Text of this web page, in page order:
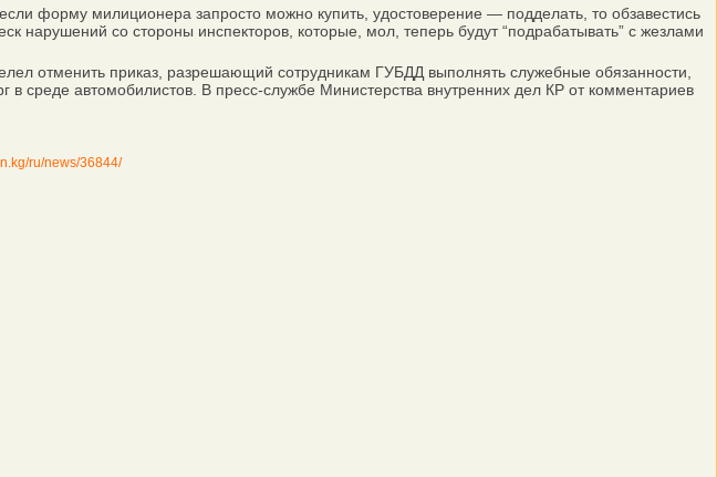
форму милиционера запросто можно купить, удостоверение — подделать, то обзавестись
нарушений со стороны инспекторов, которые, мол, теперь будут “подрабатывать” с жезлами
отменить приказ, разрешающий сотрудникам ГУБДД выполнять служебные обязанности,
среде автомобилистов. В пресс-службе Министерства внутренних дел КР от комментариев
ru/news/36844/